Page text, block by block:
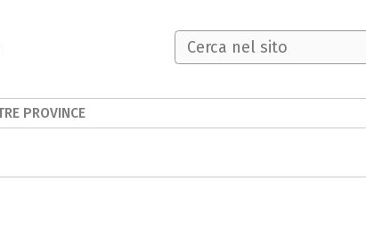
PROVINCE